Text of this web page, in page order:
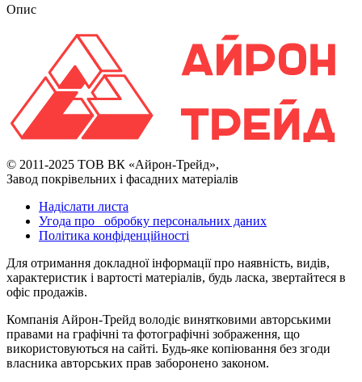
Опис
© 2011-2025 ТОВ ВК «Айрон-Трейд»,
Завод покрівельних і фасадних матеріалів
Надіслати листа
Угода про обробку персональних даних
Політика конфіденційності
Для отримання докладної інформації про наявність, видів,
характеристик і вартості матеріалів, будь ласка, звертайтеся в
офіс продажів.
Компанія Айрон-Трейд володіє винятковими авторськими
правами на графічні та фотографічні зображення, що
використовуються на сайті. Будь-яке копіювання без згоди
власника авторських прав заборонено законом.